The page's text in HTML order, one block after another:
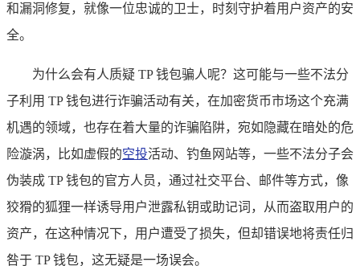
和漏洞修复，就像一位忠诚的卫士，时刻守护着用户资产的安
全。
为什么会有人质疑 TP 钱包骗人呢？这可能与一些不法分
子利用 TP 钱包进行诈骗活动有关，在加密货币市场这个充满
机遇的领域，也存在着大量的诈骗陷阱，宛如隐藏在暗处的危
险漩涡，比如虚假的空投活动、钓鱼网站等，一些不法分子会
伪装成 TP 钱包的官方人员，通过社交平台、邮件等方式，像
狡猾的狐狸一样诱导用户泄露私钥或助记词，从而盗取用户的
资产，在这种情况下，用户遭受了损失，但却错误地将责任归
咎于 TP 钱包，这无疑是一场误会。